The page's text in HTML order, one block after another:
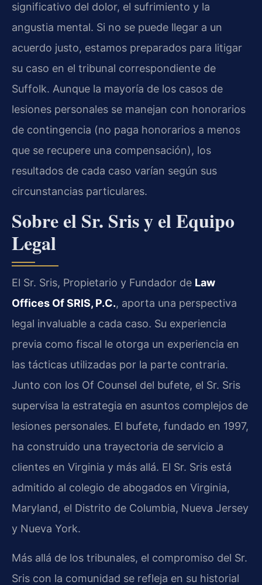
significativo del dolor, el sufrimiento y la
angustia mental. Si no se puede llegar a un
acuerdo justo, estamos preparados para litigar
su caso en el tribunal correspondiente de
Suffolk. Aunque la mayoría de los casos de
lesiones personales se manejan con honorarios
de contingencia (no paga honorarios a menos
que se recupere una compensación), los
resultados de cada caso varían según sus
circunstancias particulares.
Sobre el Sr. Sris y el Equipo
Legal
El Sr. Sris, Propietario y Fundador de Law
Offices Of SRIS, P.C., aporta una perspectiva
legal invaluable a cada caso. Su experiencia
previa como fiscal le otorga un experiencia en
las tácticas utilizadas por la parte contraria.
Junto con los Of Counsel del bufete, el Sr. Sris
supervisa la estrategia en asuntos complejos de
lesiones personales. El bufete, fundado en 1997,
ha construido una trayectoria de servicio a
clientes en Virginia y más allá. El Sr. Sris está
admitido al colegio de abogados en Virginia,
Maryland, el Distrito de Columbia, Nueva Jersey
y Nueva York.
Más allá de los tribunales, el compromiso del Sr.
Sris con la comunidad se refleja en su historial